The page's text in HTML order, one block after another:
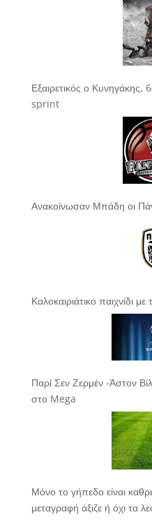
Εξαιρετικός ο
sprint
Ανακοίνωσαν Μπάδη οι
Καλοκαιριάτικο παιχνίδι
Παρί Σεν Ζερμέν -Άστον
στο Mega
Μόνο το γήπεδο είναι
μεταγραφή άξιζε ή όχι τα